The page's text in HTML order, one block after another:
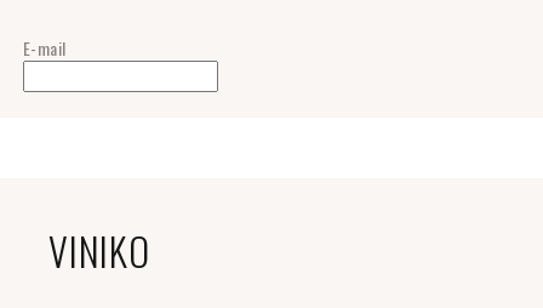
E-mail
VINIKO